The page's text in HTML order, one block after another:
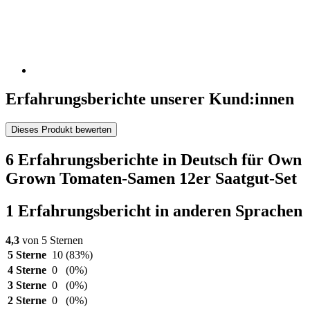
Erfahrungsberichte unserer Kund:innen
Dieses Produkt bewerten
6 Erfahrungsberichte in Deutsch für Own
Grown Tomaten-Samen 12er Saatgut-Set
1 Erfahrungsbericht in anderen Sprachen
4,3 von 5 Sternen
5 Sterne 10 (83%)
4 Sterne 0
(0%)
3 Sterne 0
(0%)
2 Sterne 0
(0%)